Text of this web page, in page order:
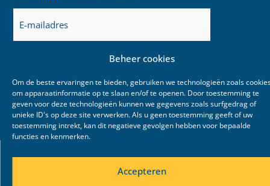
Beheer cookies
Om de beste ervaringen te bieden, gebruiken we technologieën zoals
om apparaatinformatie op te slaan en/of te openen. Door toestemming te
geven voor deze technologieën kunnen we gegevens zoals surfgedrag of
unieke ID's op deze site verwerken. Als u geen toestemming geeft of uw
toestemming intrekt, kan dit negatieve gevolgen hebben voor bepaalde
functies en kenmerken.
Accepteren
E-
mailadres
(Vereist)